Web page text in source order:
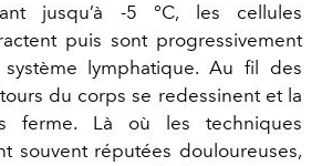
jusqu’à -5 °C, les cellules
puis sont progressivement
lymphatique. Au fil des
du corps se redessinent et la
ferme. Là où les techniques
souvent réputées douloureuses,